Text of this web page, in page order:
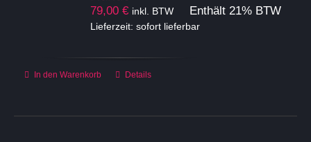
79,00 € inkl. BTW Enthält 21% BTW
Lieferzeit: sofort lieferbar
In den Warenkorb Details